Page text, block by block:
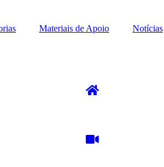
Materiais de Apoio
Notícias